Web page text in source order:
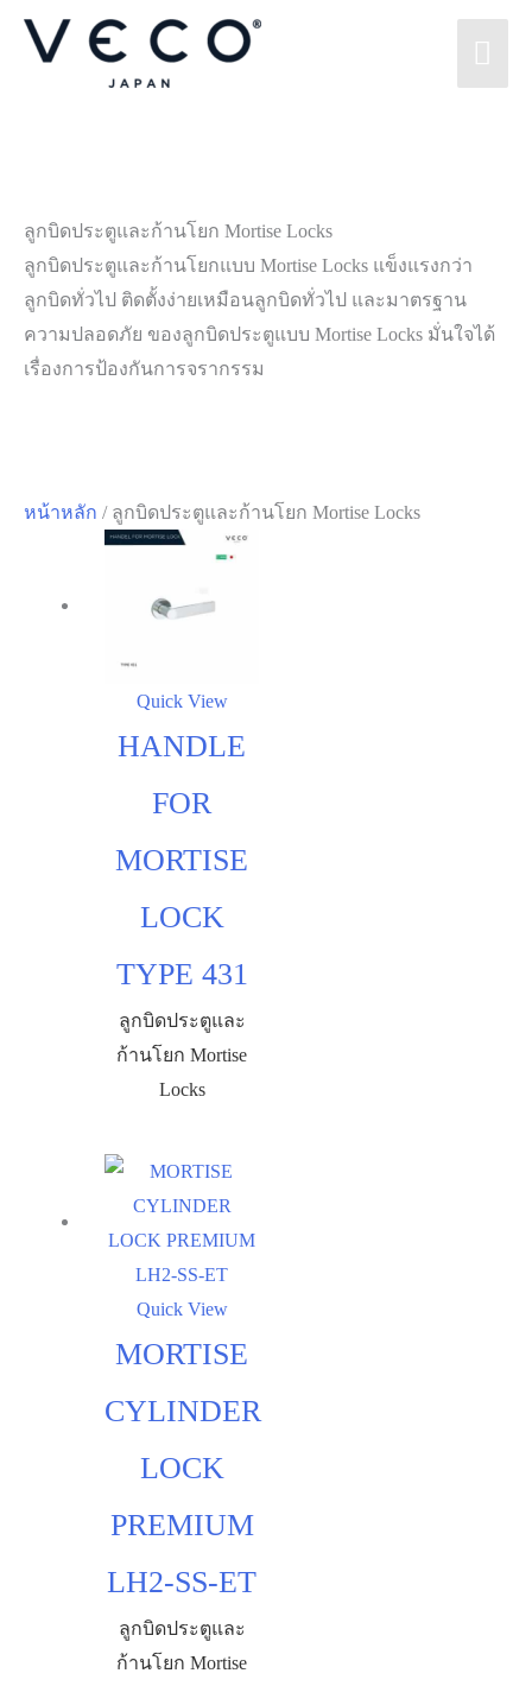
Skip
ลูกบิดประตูและก้านโยก Mortise Locks
ลูกบิดประตูและก้านโยกแบบ Mortise Locks แข็งแรงกว่า
ลูกบิดทั่วไป ติดตั้งง่ายเหมือนลูกบิดทั่วไป และมาตรฐาน
ความปลอดภัย ของลูกบิดประตูแบบ Mortise Locks มั่นใจได้
เรื่องการป้องกันการจรากรรม
หน้าหลัก / ลูกบิดประตูและก้านโยก Mortise Locks
Quick View
HANDLE
FOR
MORTISE
LOCK
TYPE 431
ลูกบิดประตูและ
ก้านโยก Mortise
Locks
Quick View
MORTISE
CYLINDER
LOCK
PREMIUM
LH2-SS-ET
ลูกบิดประตูและ
ก้านโยก Mortise